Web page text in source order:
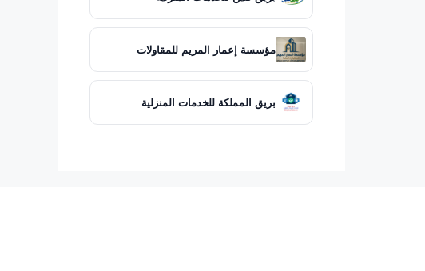
مؤسسة إعمار المريم للمقاولات
بريق المملكة للخدمات المنزلية